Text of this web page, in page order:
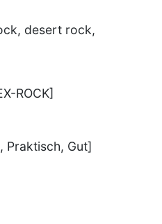
desert rock,
ROCK]
Praktisch, Gut]